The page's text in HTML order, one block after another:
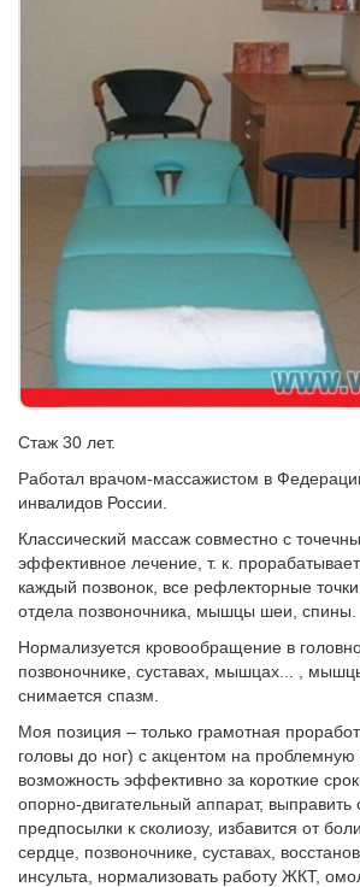
Стаж 30 лет.
Работал врачом-массажистом в
инвалидов России.
Классический массаж совместно с
эффективное лечение, т. к.
каждый позвонок, все рефлекторные
отдела позвоночника, мышцы шеи, спины.
Нормализуется кровообращение в
позвоночнике, суставах, мышцах... ,
снимается спазм.
Моя позиция – только грамотная
головы до ног) с акцентом на проблемную
возможность эффективно за короткие
опорно-двигательный аппарат, выправить
предпосылки к сколиозу, избавится от
сердце, позвоночнике, суставах,
инсульта, нормализовать работу ЖКТ,